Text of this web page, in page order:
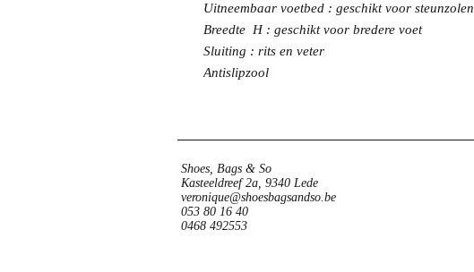
Uitneembaar voetbed : geschikt voor steunzolen
Breedte H : geschikt voor bredere voet
Sluiting : rits en veter
Antislipzool
Shoes, Bags & So
Kasteeldreef 2a, 9340 Lede
veronique@shoesbagsandso.be
053 80 16 40
0468 492553